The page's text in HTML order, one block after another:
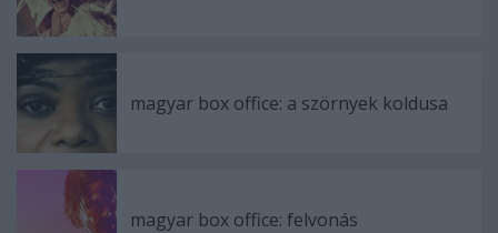
magyar box office: a szörnyek koldusa
magyar box office: felvonás